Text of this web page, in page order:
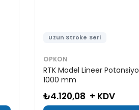
Uzun Stroke Seri
OPKON
RTK Model Lineer
1000 mm
₺4.120,08 + KDV